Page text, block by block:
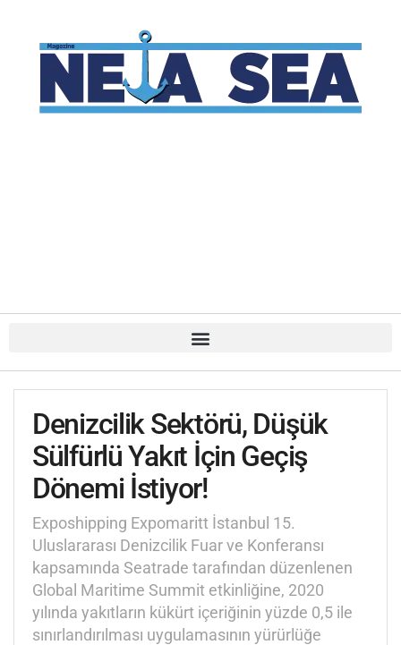
Denizcilik Sektörü, Düşük
Sülfürlü Yakıt İçin Geçiş
Dönemi İstiyor!
Exposhipping Expomaritt İstanbul 15.
Uluslararası Denizcilik Fuar ve Konferansı
kapsamında Seatrade tarafından düzenlenen
Global Maritime Summit etkinliğine, 2020
yılında yakıtların kükürt içeriğinin yüzde 0,5 ile
sınırlandırılması uygulamasının yürürlüğe